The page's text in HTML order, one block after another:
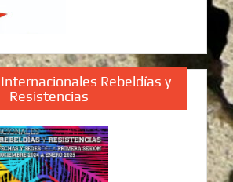
Rebeldías y
Resistencias